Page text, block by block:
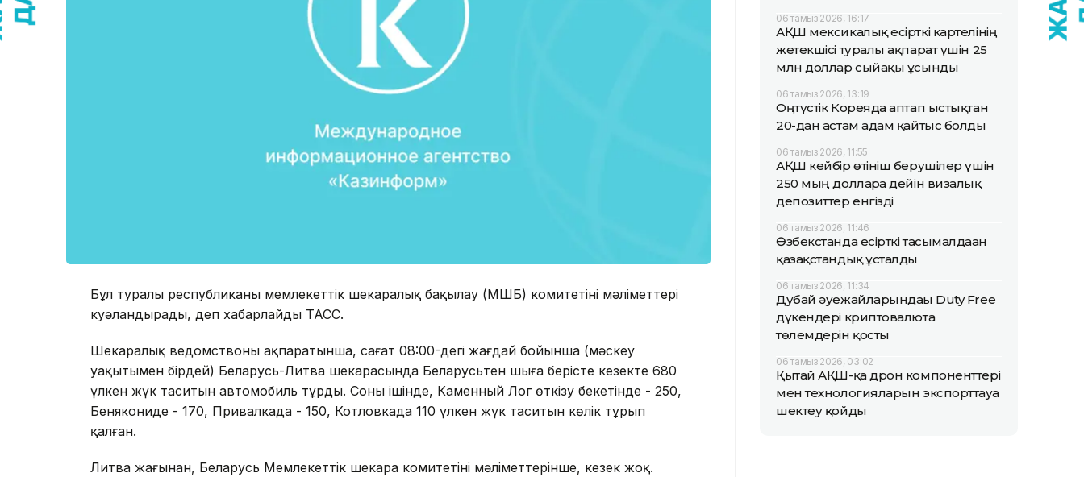
Бұл туралы республиканың мемлекеттік шекаралық бақылау (МШБ) комитетінің мәліметтері
куәландырады, деп хабарлайды ТАСС.
Шекаралық ведомствоның ақпаратынша, сағат 08:00-дегі жағдай бойынша (мәскеу
уақытымен бірдей) Беларусь-Литва шекарасында Беларусьтен шыға берісте кезекте 680
үлкен жүк таситын автомобиль тұрды. Соның ішінде, Каменный Лог өткізу бекетінде - 250,
Бенякониде - 170, Привалкада - 150, Котловкада 110 үлкен жүк таситын көлік тұрып
қалған.
Литва жағынан, Беларусь Мемлекеттік шекара комитетінің мәліметтерінше, кезек жоқ.
06 тамыз 2026, 16:17
АҚШ мексикалық есірткі картелінің
жетекшісі туралы ақпарат үшін 25
млн доллар сыйақы ұсынды
06 тамыз 2026, 13:19
Оңтүстік Кореяда аптап ыстықтан
20-дан астам адам қайтыс болды
06 тамыз 2026, 11:55
АҚШ кейбір өтініш берушілер үшін
250 мың долларға дейін визалық
депозиттер енгізді
06 тамыз 2026, 11:46
Өзбекстанда есірткі тасымалдаған
қазақстандық ұсталды
06 тамыз 2026, 11:34
Дубай әуежайларындағы Duty Free
дүкендері криптовалюта
төлемдерін қосты
06 тамыз 2026, 03:02
Қытай АҚШ-қа дрон компоненттері
мен технологияларын экспорттауға
шектеу қойды